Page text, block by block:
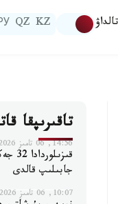
تالداۋ KZ
QZ
تاقىرىپقا
14:56, 06 تامىز 2026
جابىلىپ قالدى
10:07, 06 تامىز 2026